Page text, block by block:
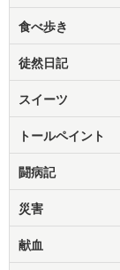
食べ歩き
徒然日記
スイーツ
トールペイント
闘病記
災害
献血